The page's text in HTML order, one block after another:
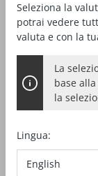
Segare Sega
Seleziona la
potrai vedere
valuta e con la
La
base
la
Lingua: